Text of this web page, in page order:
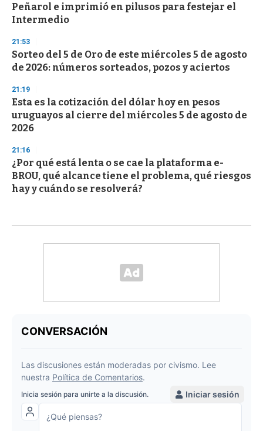
Peñarol e imprimió en pilusos para festejar el
Intermedio
21:53
Sorteo del 5 de Oro de este miércoles 5 de agosto
de 2026: números sorteados, pozos y aciertos
21:19
Esta es la cotización del dólar hoy en pesos
uruguayos al cierre del miércoles 5 de agosto de
2026
21:16
¿Por qué está lenta o se cae la plataforma e-
BROU, qué alcance tiene el problema, qué riesgos
hay y cuándo se resolverá?